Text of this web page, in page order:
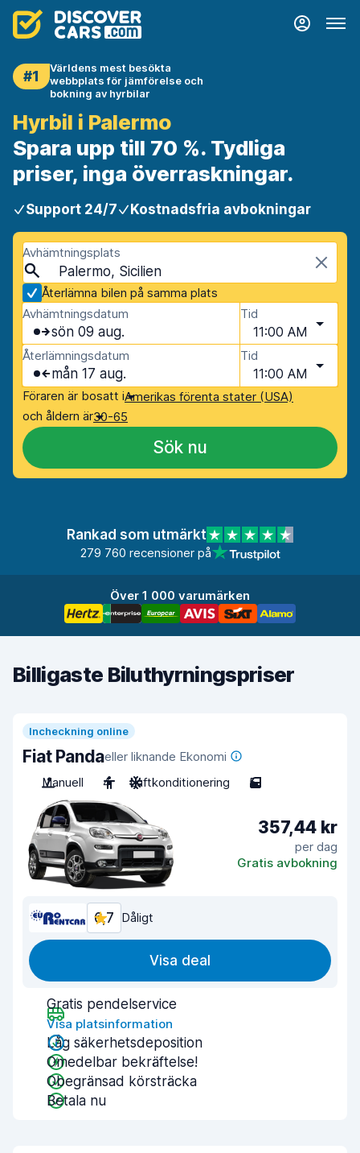
#1
Världens mest besökta
webbplats för jämförelse och
bokning av hyrbilar
Hyrbil i Palermo
Spara upp till 70 %. Tydliga
priser, inga överraskningar.
Support 24/7 Kostnadsfria avbokningar
Avhämtningsplats
Palermo, Sicilien
Återlämna bilen på samma plats
Avhämtningsdatum
sön 09 aug.
Tid
11:00 AM
Återlämningsdatum
mån 17 aug.
Tid
11:00 AM
Föraren är bosatt iAmerikas förenta stater (USA)
och åldern är30-65
Sök nu
Rankad som utmärkt
279 760 recensioner på
Över 1 000 varumärken
Billigaste Biluthyrningspriser
Incheckning online
Fiat Pandaeller liknande Ekonomi
Manuell
4 Luftkonditionering 5
357,44 kr
per dag
Gratis avbokning
6,7 Dåligt
Visa deal
Gratis pendelservice
Visa platsinformation
Låg säkerhetsdeposition
Omedelbar bekräftelse!
Obegränsad körsträcka
Betala nu